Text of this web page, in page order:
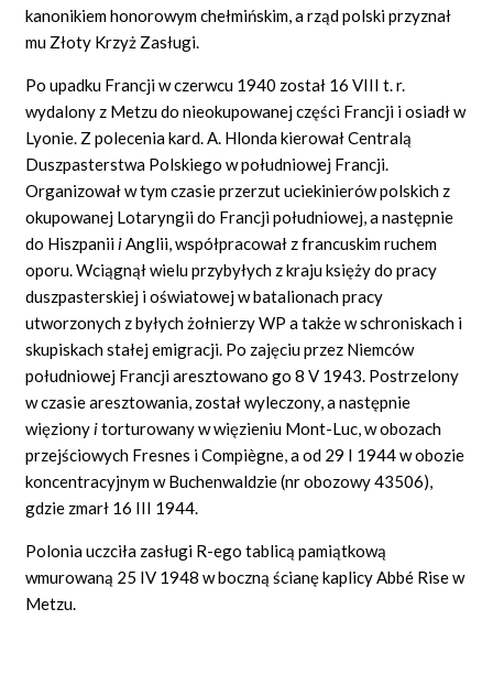
kanonikiem honorowym chełmińskim, a rząd polski przyznał
mu Złoty Krzyż Zasługi.
Po upadku Francji w czerwcu 1940 został 16 VIII t. r.
wydalony z Metzu do nieokupowanej części Francji i osiadł w
Lyonie. Z polecenia kard. A. Hlonda kierował Centralą
Duszpasterstwa Polskiego w południowej Francji.
Organizował w tym czasie przerzut uciekinierów polskich z
okupowanej Lotaryngii do Francji południowej, a następnie
do HiszpaniiiAnglii, współpracował z francuskim ruchem
oporu. Wciągnął wielu przybyłych z kraju księży do pracy
duszpasterskiej i oświatowej w batalionach pracy
utworzonych z byłych żołnierzy WP a także w schroniskach i
skupiskach stałej emigracji. Po zajęciu przez Niemców
południowej Francji aresztowano go 8 V 1943. Postrzelony
w czasie aresztowania, został wyleczony, a następnie
więzionyitorturowany w więzieniu Mont-Luc, w obozach
przejściowych Fresnes iCompiègne,a od 29 I 1944 w obozie
koncentracyjnym w Buchenwaldzie (nr obozowy 43506),
gdzie zmarł 16 III 1944.
Polonia uczciła zasługi R-ego tablicą pamiątkową
wmurowaną 25 IV 1948 w boczną ścianę kaplicyAbbé Rise w
Metzu.